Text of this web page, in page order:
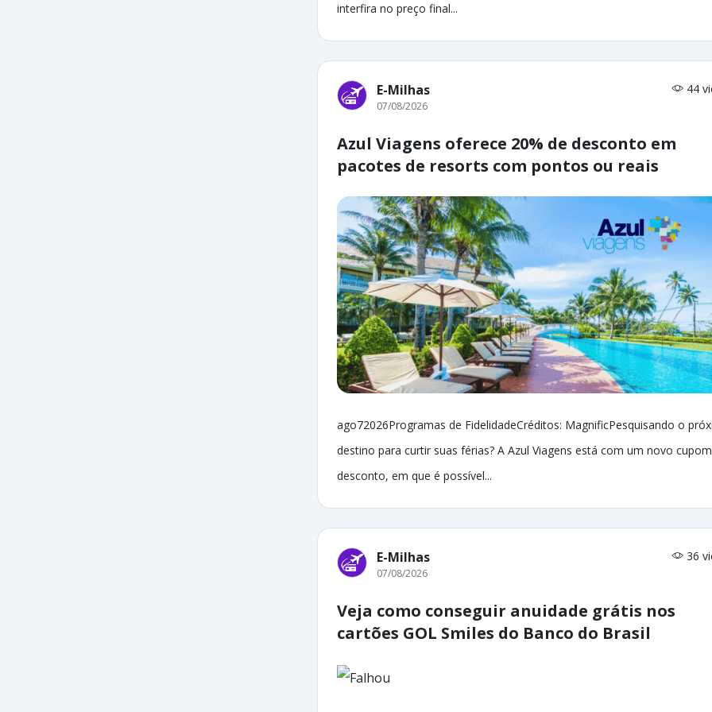
interfira no preço final...
E-Milhas 44
07/08/2026
Azul Viagens oferece 20% de desconto em
pacotes de resorts com pontos ou reais
ago72026Programas de FidelidadeCréditos: MagnificPesquisando o
destino para curtir suas férias? A Azul Viagens está com um novo
desconto, em que é possível...
E-Milhas 36
07/08/2026
Veja como conseguir anuidade grátis nos
cartões GOL Smiles do Banco do Brasil